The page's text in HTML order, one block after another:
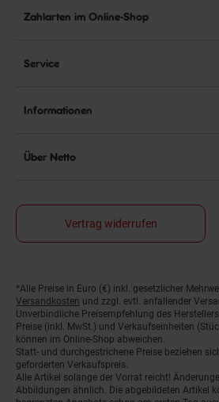
Zahlarten im Online-Shop
Service
Informationen
Über Netto
Vertrag widerrufen
Fußnoten
*Alle Preise in Euro (€) inkl. gesetzlicher
Versandkosten und zzgl. evtl. anfallender
Unverbindliche Preisempfehlung des Herstellers.
Preise (inkl. MwSt.) und Verkaufseinheiten
können im Online-Shop abweichen.
Statt- und durchgestrichene Preise beziehen
geforderten Verkaufspreis.
Alle Artikel solange der Vorrat reicht!
Abbildungen ähnlich. Die abgebildeten Artikel